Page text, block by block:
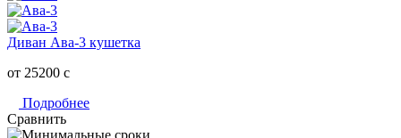
Диван Ава-3 кушетка
от 25200 c
Подробнее
Сравнить